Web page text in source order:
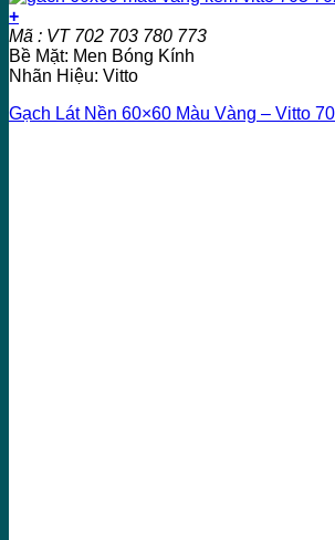
+
Mã : VT 702 703 780 773
Bề Mặt: Men Bóng Kính
Nhãn Hiệu: Vitto
Gạch Lát Nền 60×60 Màu Vàng – Vitto